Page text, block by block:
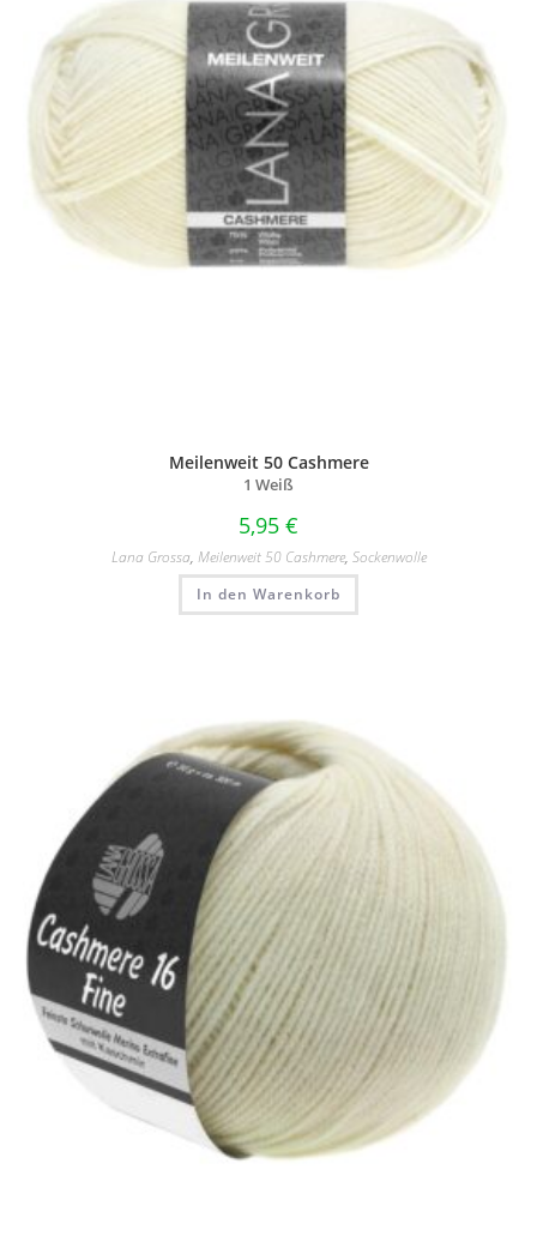
Meilenweit 50 Cashmere
1 Weiß
5,95 €
Lana Grossa, Meilenweit 50 Cashmere, Sockenwolle
In den Warenkorb